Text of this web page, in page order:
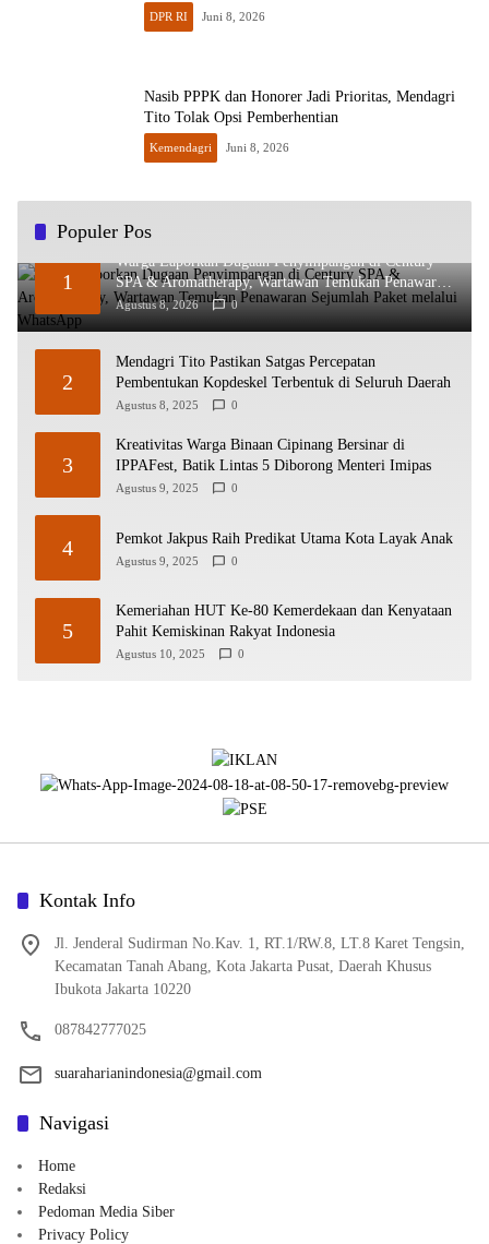
DPR RI Juni 8, 2026
Nasib PPPK dan Honorer Jadi Prioritas, Mendagri
Tito Tolak Opsi Pemberhentian
Kemendagri Juni 8, 2026
Populer Pos
1
Warga Laporkan Dugaan Penyimpangan di Century
SPA & Aromatherapy, Wartawan Temukan Penawaran
Sejumlah Paket melalui WhatsApp
Agustus 8, 2026 0
2
Mendagri Tito Pastikan Satgas Percepatan
Pembentukan Kopdeskel Terbentuk di Seluruh Daerah
Agustus 8, 2025 0
3
Kreativitas Warga Binaan Cipinang Bersinar di
IPPAFest, Batik Lintas 5 Diborong Menteri Imipas
Agustus 9, 2025 0
4 Pemkot Jakpus Raih Predikat Utama Kota Layak Anak
Agustus 9, 2025 0
5
Kemeriahan HUT Ke-80 Kemerdekaan dan Kenyataan
Pahit Kemiskinan Rakyat Indonesia
Agustus 10, 2025 0
Kontak Info
Jl. Jenderal Sudirman No.Kav. 1, RT.1/RW.8, LT.8 Karet Tengsin,
Kecamatan Tanah Abang, Kota Jakarta Pusat, Daerah Khusus
Ibukota Jakarta 10220
087842777025
suaraharianindonesia@gmail.com
Navigasi
Home
Redaksi
Pedoman Media Siber
Privacy Policy